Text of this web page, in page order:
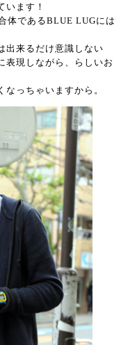
います！
体であるBLUE LUGには
出来るだけ意識しない
表現しながら、らしいお
っちゃいますから。